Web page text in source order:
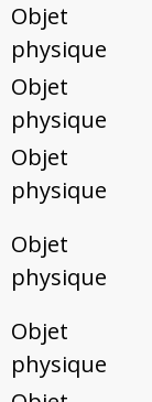
Objet
physique
Objet
physique
Objet
physique
Objet
physique
Objet
physique